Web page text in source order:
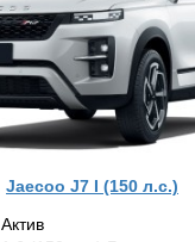
Jaecoo J7 I (150 л.с.)
Актив